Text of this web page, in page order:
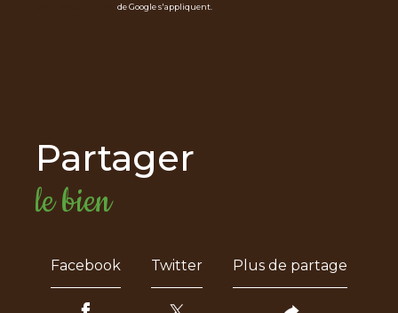
de Google s'appliquent.
partager
le bien
Facebook Twitter Plus de partage